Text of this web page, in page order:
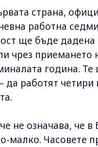
страна,
работна
ще бъде дадена
чрез приемането
година.
да работят
не означава, че в
малко. Часовете